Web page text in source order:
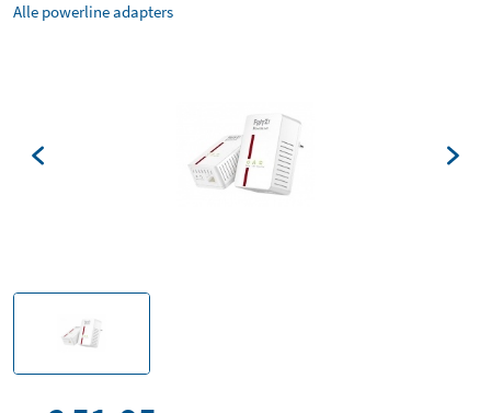
Alle powerline adapters